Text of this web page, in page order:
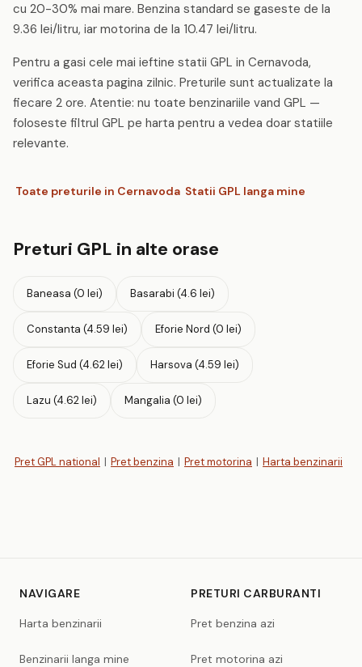
cu 20-30% mai mare. Benzina standard se gaseste de la
9.36 lei/litru, iar motorina de la 10.47 lei/litru.
Pentru a gasi cele mai ieftine statii GPL in Cernavoda,
verifica aceasta pagina zilnic. Preturile sunt actualizate la
fiecare 2 ore. Atentie: nu toate benzinariile vand GPL —
foloseste filtrul GPL pe harta pentru a vedea doar statiile
relevante.
Toate preturile in Cernavoda Statii GPL langa mine
Preturi GPL in alte orase
Baneasa (0 lei) Basarabi (4.6 lei)
Constanta (4.59 lei) Eforie Nord (0 lei)
Eforie Sud (4.62 lei) Harsova (4.59 lei)
Lazu (4.62 lei) Mangalia (0 lei)
Pret GPL national | Pret benzina | Pret motorina | Harta benzinarii
NAVIGARE
Harta benzinarii
Benzinarii langa mine
PRETURI CARBURANTI
Pret benzina azi
Pret motorina azi